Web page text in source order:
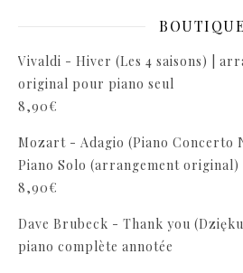
BOUTIQUE
Vivaldi - Hiver (Les 4 saisons) |
original pour piano seul
8,90€
Mozart - Adagio (Piano Concerto
Piano Solo (arrangement original)
8,90€
Dave Brubeck - Thank you
piano complète annotée